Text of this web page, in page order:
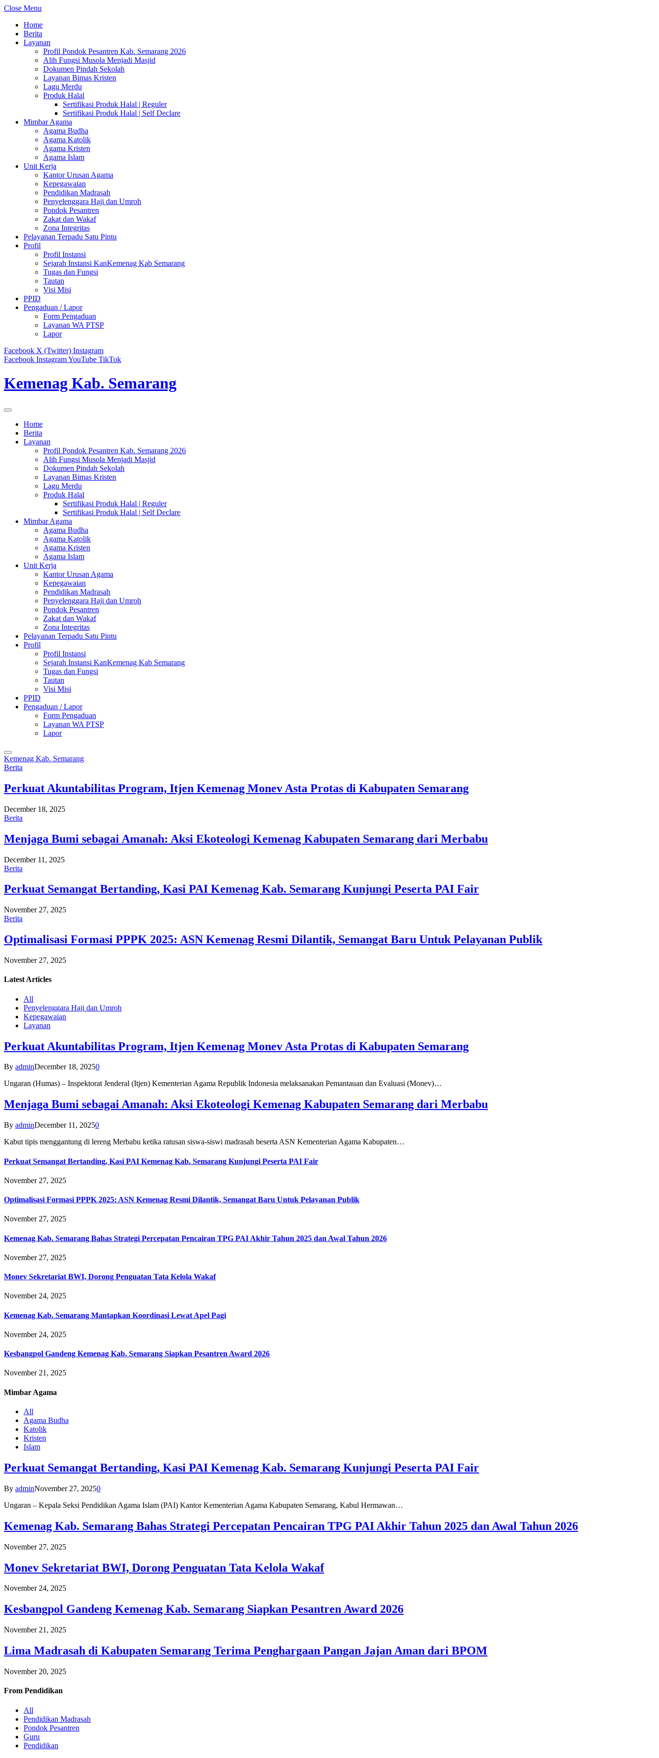
Close Menu
Home
Berita
Layanan
Profil Pondok Pesantren Kab. Semarang 2026
Alih Fungsi Musola Menjadi Masjid
Dokumen Pindah Sekolah
Layanan Bimas Kristen
Lagu Merdu
Produk Halal
Sertifikasi Produk Halal | Reguler
Sertifikasi Produk Halal | Self Declare
Mimbar Agama
Agama Budha
Agama Katolik
Agama Kristen
Agama Islam
Unit Kerja
Kantor Urusan Agama
Kepegawaian
Pendidikan Madrasah
Penyelenggara Haji dan Umroh
Pondok Pesantren
Zakat dan Wakaf
Zona Integritas
Pelayanan Terpadu Satu Pintu
Profil
Profil Instansi
Sejarah Instansi KanKemenag Kab Semarang
Tugas dan Fungsi
Tautan
Visi Misi
PPID
Pengaduan / Lapor
Form Pengaduan
Layanan WA PTSP
Lapor
Facebook X (Twitter) Instagram
Facebook InstagramYouTube TikTok
Kemenag Kab. Semarang
Home
Berita
Layanan
Profil Pondok Pesantren Kab. Semarang 2026
Alih Fungsi Musola Menjadi Masjid
Dokumen Pindah Sekolah
Layanan Bimas Kristen
Lagu Merdu
Produk Halal
Sertifikasi Produk Halal | Reguler
Sertifikasi Produk Halal | Self Declare
Mimbar Agama
Agama Budha
Agama Katolik
Agama Kristen
Agama Islam
Unit Kerja
Kantor Urusan Agama
Kepegawaian
Pendidikan Madrasah
Penyelenggara Haji dan Umroh
Pondok Pesantren
Zakat dan Wakaf
Zona Integritas
Pelayanan Terpadu Satu Pintu
Profil
Profil Instansi
Sejarah Instansi KanKemenag Kab Semarang
Tugas dan Fungsi
Tautan
Visi Misi
PPID
Pengaduan / Lapor
Form Pengaduan
Layanan WA PTSP
Lapor
Kemenag Kab. Semarang
Berita
Perkuat Akuntabilitas Program, Itjen Kemenag Monev Asta Protas di Kabupaten Semarang
December 18, 2025
Berita
Menjaga Bumi sebagai Amanah: Aksi Ekoteologi Kemenag Kabupaten Semarang dari Merbabu
December 11, 2025
Berita
Perkuat Semangat Bertanding, Kasi PAI Kemenag Kab. Semarang Kunjungi Peserta PAI Fair
November 27, 2025
Berita
Optimalisasi Formasi PPPK 2025: ASN Kemenag Resmi Dilantik, Semangat Baru Untuk Pelayanan Publik
November 27, 2025
Latest Articles
All
Penyelenggara Haji dan Umroh
Kepegawaian
Layanan
Perkuat Akuntabilitas Program, Itjen Kemenag Monev Asta Protas di Kabupaten Semarang
By adminDecember 18, 20250
Ungaran (Humas) – Inspektorat Jenderal (Itjen) Kementerian Agama Republik Indonesia melaksanakan Pemantauan dan Evaluasi (Monev)…
Menjaga Bumi sebagai Amanah: Aksi Ekoteologi Kemenag Kabupaten Semarang dari Merbabu
By adminDecember 11, 20250
Kabut tipis menggantung di lereng Merbabu ketika ratusan siswa-siswi madrasah beserta ASN Kementerian Agama Kabupaten…
Perkuat Semangat Bertanding, Kasi PAI Kemenag Kab. Semarang Kunjungi Peserta PAI Fair
November 27, 2025
Optimalisasi Formasi PPPK 2025: ASN Kemenag Resmi Dilantik, Semangat Baru Untuk Pelayanan Publik
November 27, 2025
Kemenag Kab. Semarang Bahas Strategi Percepatan Pencairan TPG PAI Akhir Tahun 2025 dan Awal Tahun 2026
November 27, 2025
Monev Sekretariat BWI, Dorong Penguatan Tata Kelola Wakaf
November 24, 2025
Kemenag Kab. Semarang Mantapkan Koordinasi Lewat Apel Pagi
November 24, 2025
Kesbangpol Gandeng Kemenag Kab. Semarang Siapkan Pesantren Award 2026
November 21, 2025
Mimbar Agama
All
Agama Budha
Katolik
Kristen
Islam
Perkuat Semangat Bertanding, Kasi PAI Kemenag Kab. Semarang Kunjungi Peserta PAI Fair
By adminNovember 27, 20250
Ungaran – Kepala Seksi Pendidikan Agama Islam (PAI) Kantor Kementerian Agama Kabupaten Semarang, Kabul Hermawan…
Kemenag Kab. Semarang Bahas Strategi Percepatan Pencairan TPG PAI Akhir Tahun 2025 dan Awal Tahun 2026
November 27, 2025
Monev Sekretariat BWI, Dorong Penguatan Tata Kelola Wakaf
November 24, 2025
Kesbangpol Gandeng Kemenag Kab. Semarang Siapkan Pesantren Award 2026
November 21, 2025
Lima Madrasah di Kabupaten Semarang Terima Penghargaan Pangan Jajan Aman dari BPOM
November 20, 2025
From Pendidikan
All
Pendidikan Madrasah
Pondok Pesantren
Guru
Pendidikan